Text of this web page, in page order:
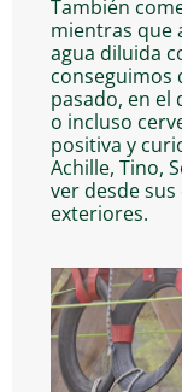
También
mientras que
agua diluida
conseguimos
pasado, en el
o incluso
positiva y
Achille, Tino,
ver desde
exteriores.